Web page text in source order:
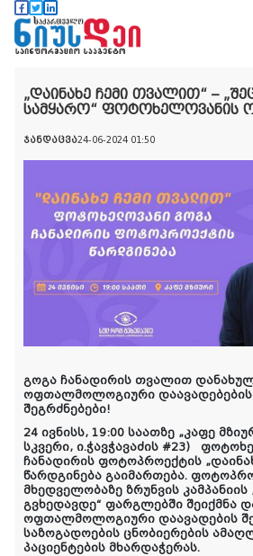
„დაინახე ჩემი თვალით“ –
სამყარო“ ფოტოხელოვანის
ჯანდაცვა24-06-2024 01:50
გოგა ჩანადირის თვალით
ოფთალმოლოგიური დაავადებების
შეგრძნებები!
24 ივნისს, 19:00 საათზე „კაფე
სკვერი, ი.ჭავჭავაძის #23)
ჩანადირის ფოტოპროექტის
წარდგინება გაიმართება.
მხედველობაზე ზრუნვის
გვხედავდე“ ფარგლებში შეიქმნა
ოფთალმოლოგიური დაავადების
საზოგადოების ცნობიერების
პაციენტების მხარდაჭერას.